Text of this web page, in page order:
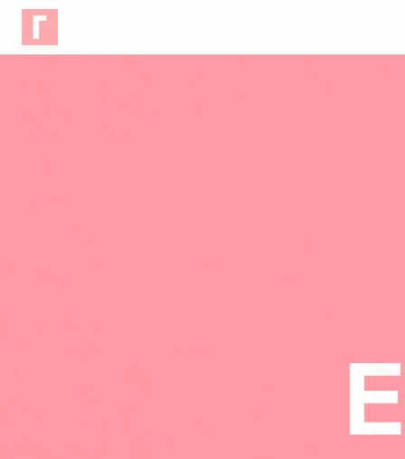
Panneau de gestion des cookies